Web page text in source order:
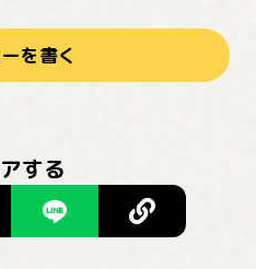
を書く
する